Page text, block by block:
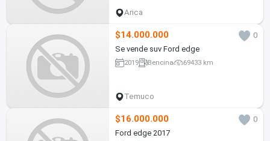
Arica
$14.000.000
0
Se vende suv Ford edge
2019 Bencina 69433 km
Temuco
$16.000.000
0
Ford edge 2017